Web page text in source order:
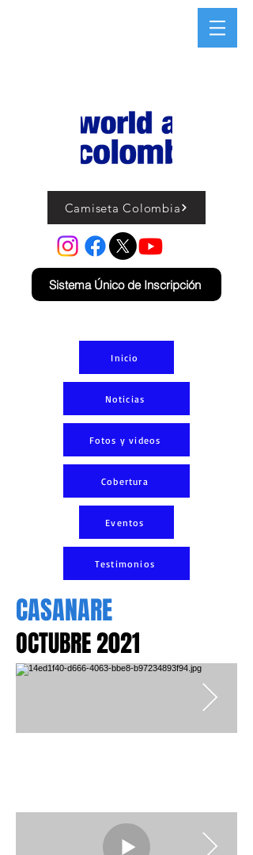
Camiseta Colombia
Sistema Único de Inscripción
Inicio
Noticias
Fotos y videos
Cobertura
Eventos
Testimonios
CASANARE
OCTUBRE 2021